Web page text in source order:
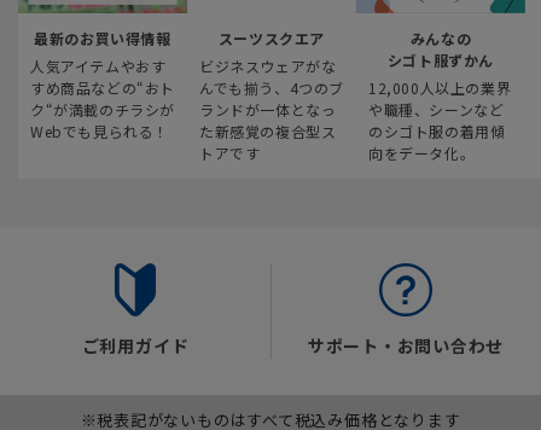
最新のお買い得情報
人気アイテムやおす
すめ商品などの“おト
ク“が満載のチラシが
Webでも見られる！
スーツスクエア
ビジネスウェアがな
んでも揃う、4つのブ
ランドが一体となっ
た新感覚の複合型ス
トアです
みんなの
シゴト服ずかん
12,000人以上の業界
や職種、シーンなど
のシゴト服の着用傾
向をデータ化。
ご利用ガイド サポート・お問い合わせ
※税表記がないものはすべて税込み価格となります